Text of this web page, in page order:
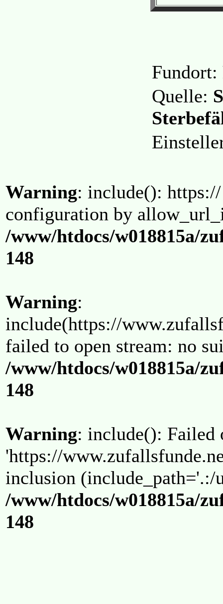
Fundort:
Quelle:
Warning: include():
configuration by
/www/htdocs/w018815a/
148
Warning:
include(https://
failed to open stream: no
/www/htdocs/w018815a/
148
Warning: include(): Failed
'https://
inclusion (include_path='.:/
/www/htdocs/w018815a/
148